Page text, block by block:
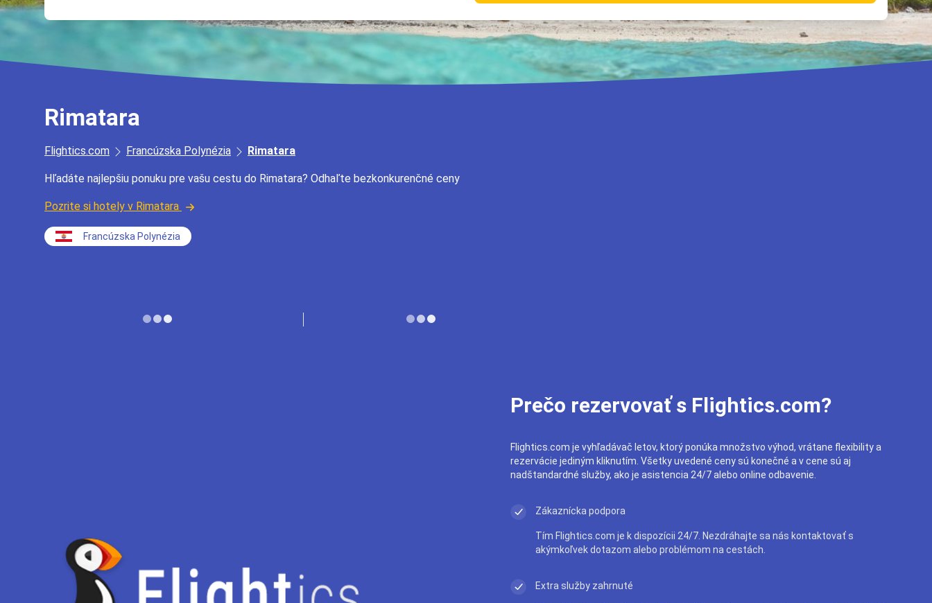
Rimatara
Flightics.com Francúzska Polynézia Rimatara
Hľadáte najlepšiu ponuku pre vašu cestu do Rimatara? Odhaľte bezkonkurenčné ceny
Pozrite si hotely v Rimatara
Francúzska Polynézia
Prečo rezervovať s Flightics.com?
Flightics.com je vyhľadávač letov, ktorý ponúka množstvo výhod, vrátane flexibility a
rezervácie jediným kliknutím. Všetky uvedené ceny sú konečné a v cene sú aj
nadštandardné služby, ako je asistencia 24/7 alebo online odbavenie.
Zákaznícka podpora
Tím Flightics.com je k dispozícii 24/7. Nezdráhajte sa nás kontaktovať s
akýmkoľvek dotazom alebo problémom na cestách.
Extra služby zahrnuté